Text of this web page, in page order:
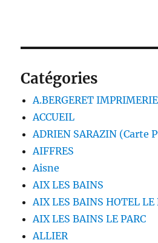
Catégories
A.BERGERET
ACCUEIL
ADRIEN SARAZIN (Carte
AIFFRES
Aisne
AIX LES BAINS
AIX LES BAINS HOTEL LE
AIX LES BAINS LE PARC
ALLIER